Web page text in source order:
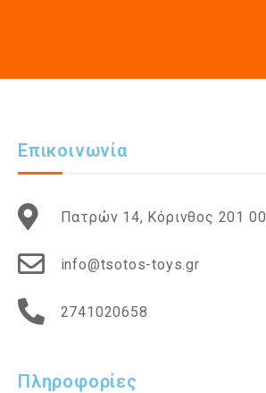
Επικοινωνία
Πατρών 14, Κόρινθος 201 00
info@tsotos-toys.gr
2741020658
Πληροφορίες